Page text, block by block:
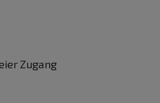
Zugang